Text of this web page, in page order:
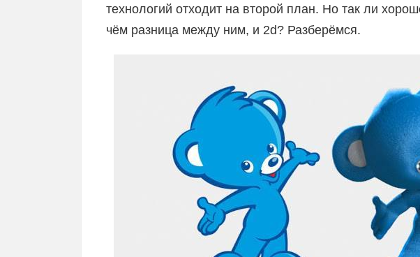
технологий отходит на второй план. Но так ли
чём разница между ним, и 2d? Разберёмся.